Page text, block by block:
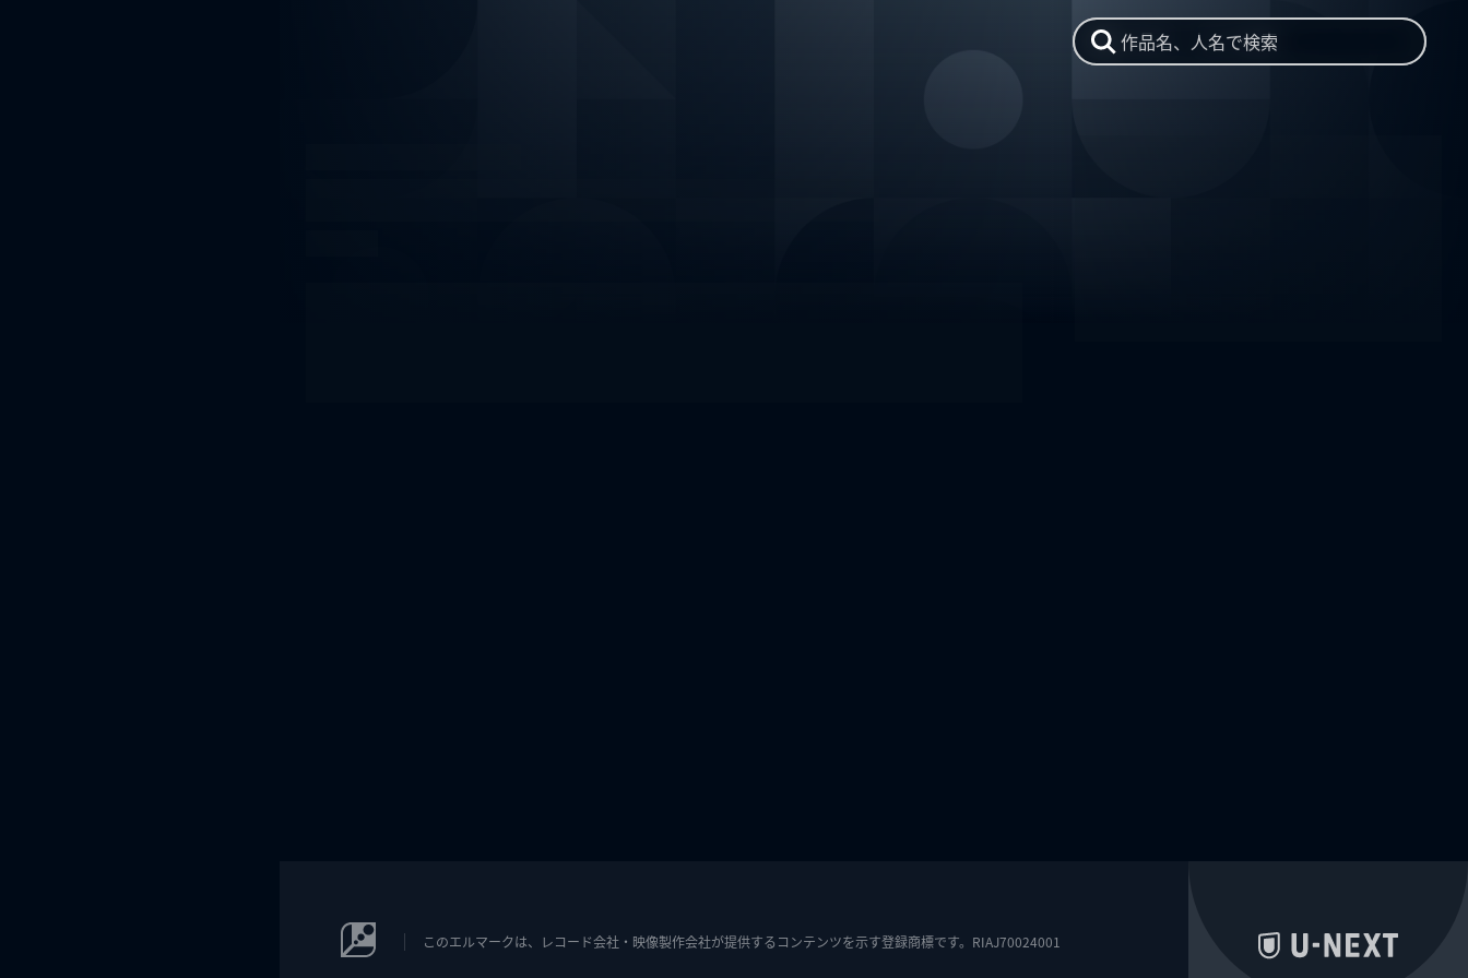
作品名、人名で検索
このエルマークは、レコード会社・映像製作会社が提供するコンテンツを示す登録商標です。RIAJ70024001